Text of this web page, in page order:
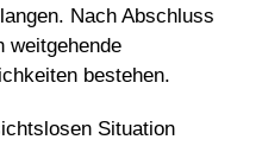
Nach Abschluss
weitgehende
bestehen.
Situation